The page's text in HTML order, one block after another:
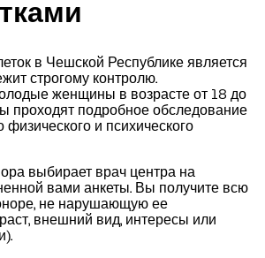
в Чешской Республике является
строгому контролю.
женщины в возрасте от 18 до
проходят подробное обследование
физического и психического
выбирает врач центра на
вами анкеты. Вы получите всю
не нарушающую ее
внешний вид, интересы или